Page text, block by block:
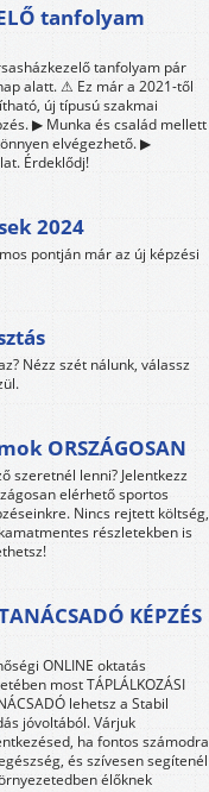
tanfolyam
tanfolyam pár
alatt. ⚠ Ez már a 2021-től
új típusú szakmai
▶ Munka és család mellett
elvégezhető. ▶
Érdeklődj!
2024
pontján már az új képzési
Nézz szét nálunk, válassz
ORSZÁGOSAN
szeretnél lenni? Jelentkezz
elérhető sportos
Nincs rejtett költség,
részletekben is
KÉPZÉS
ONLINE oktatás
most TÁPLÁLKOZÁSI
lehetsz a Stabil
jóvoltából. Várjuk
ha fontos számodra
és szívesen segítenél
élőknek